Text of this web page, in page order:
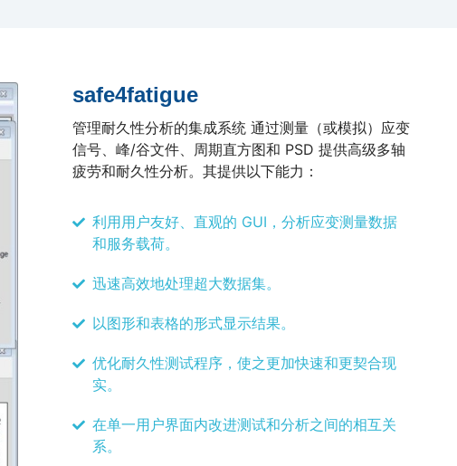
safe4fatigue
管理耐久性分析的集成系统 通过测量（或模拟）应变
信号、峰/谷文件、周期直方图和 PSD 提供高级多轴
疲劳和耐久性分析。其提供以下能力：
利用用户友好、直观的 GUI，分析应变测量数据
和服务载荷。
迅速高效地处理超大数据集。
以图形和表格的形式显示结果。
优化耐久性测试程序，使之更加快速和更契合现
实。
在单一用户界面内改进测试和分析之间的相互关
系。